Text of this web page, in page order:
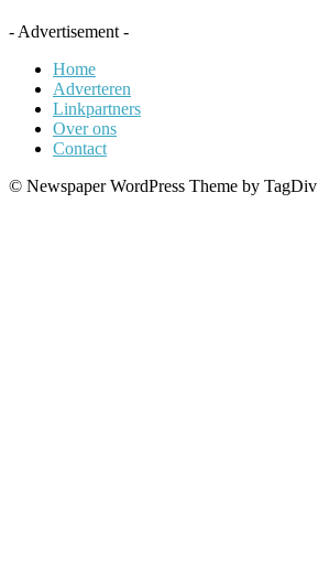
- Advertisement -
Home
Adverteren
Linkpartners
Over ons
Contact
© Newspaper WordPress Theme by TagDiv